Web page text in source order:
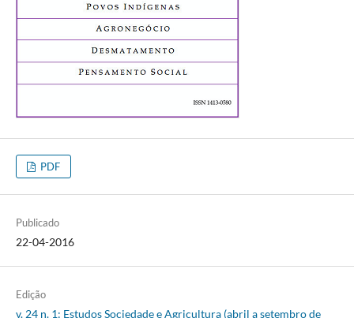
PDF
Publicado
22-04-2016
Edição
v. 24 n. 1: Estudos Sociedade e Agricultura (abril a setembro de